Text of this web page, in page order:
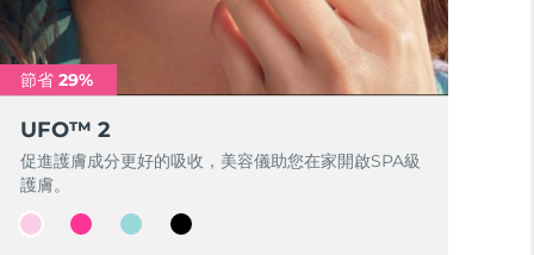
節省 29%
UFO™ 2
促進護膚成分更好的吸收，美容儀助您在家開啟SPA級
護膚。